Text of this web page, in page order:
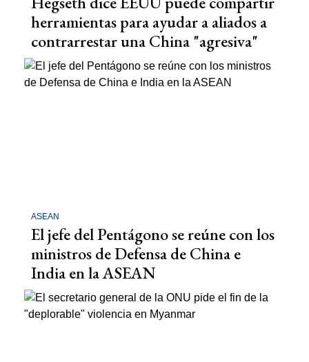
herramientas para ayudar a aliados a
contrarrestar una China "agresiva"
ASEAN
El jefe del Pentágono se reúne con los
ministros de Defensa de China e
India en la ASEAN